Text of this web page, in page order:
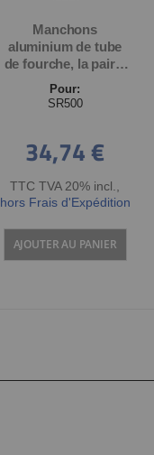
Manchons
aluminium de tube
de fourche, la paire.
Incompatible avec le
support de phare
Pour:
SR500
34,74 €
TTC TVA 20% incl.
hors Frais d'Expédition
AJOUTER AU PANIER